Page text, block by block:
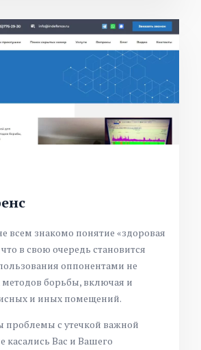
всем знакомо понятие «здоровая
в свою очередь становится
оппонентами не
борьбы, включая и
и иных помещений.
проблемы с утечкой важной
Вас и Вашего